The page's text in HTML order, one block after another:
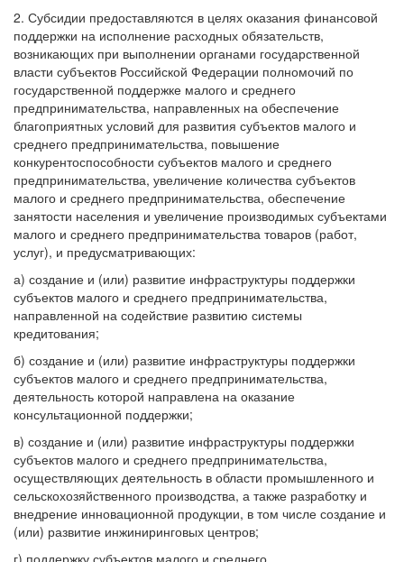
2. Субсидии предоставляются в целях оказания финансовой
поддержки на исполнение расходных обязательств,
возникающих при выполнении органами государственной
власти субъектов Российской Федерации полномочий по
государственной поддержке малого и среднего
предпринимательства, направленных на обеспечение
благоприятных условий для развития субъектов малого и
среднего предпринимательства, повышение
конкурентоспособности субъектов малого и среднего
предпринимательства, увеличение количества субъектов
малого и среднего предпринимательства, обеспечение
занятости населения и увеличение производимых субъектами
малого и среднего предпринимательства товаров (работ,
услуг), и предусматривающих:
а) создание и (или) развитие инфраструктуры поддержки
субъектов малого и среднего предпринимательства,
направленной на содействие развитию системы
кредитования;
б) создание и (или) развитие инфраструктуры поддержки
субъектов малого и среднего предпринимательства,
деятельность которой направлена на оказание
консультационной поддержки;
в) создание и (или) развитие инфраструктуры поддержки
субъектов малого и среднего предпринимательства,
осуществляющих деятельность в области промышленного и
сельскохозяйственного производства, а также разработку и
внедрение инновационной продукции, в том числе создание и
(или) развитие инжиниринговых центров;
г) поддержку субъектов малого и среднего